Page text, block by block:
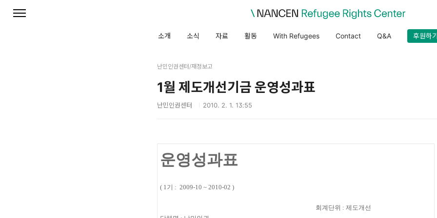
소개 소식 자료 활동 With Refugees Contact Q&A 후원하기
난민인권센터/재정보고
1월 제도개선기금 운영성과표
난민인권센터 2010. 2. 1. 13:55
운영성과표
( 1기 : 2009-10 ~ 2010-02 )
회계단위 : 제도개선